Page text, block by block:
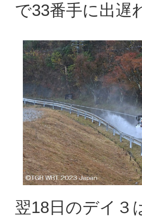
で33番手に出遅
翌18日のデイ３